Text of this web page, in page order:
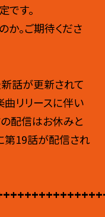
す。
――。ご期待くださ
話が更新されて
曲リリースに伴い
配信はお休みと
第19話が配信され